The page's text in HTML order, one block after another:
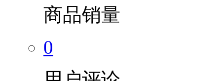
商品销量
0